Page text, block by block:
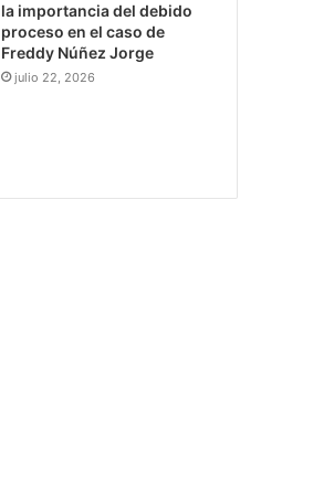
la importancia del debido
proceso en el caso de
Freddy Núñez Jorge
julio 22, 2026